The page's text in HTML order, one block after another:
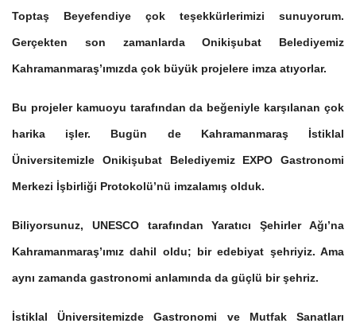
Toptaş Beyefendiye çok teşekkürlerimizi sunuyorum.
Gerçekten son zamanlarda Onikişubat Belediyemiz
Kahramanmaraş’ımızda çok büyük projelere imza atıyorlar.
Bu projeler kamuoyu tarafından da beğeniyle karşılanan çok
harika işler. Bugün de Kahramanmaraş İstiklal
Üniversitemizle Onikişubat Belediyemiz EXPO Gastronomi
Merkezi İşbirliği Protokolü’nü imzalamış olduk.
Biliyorsunuz, UNESCO tarafından Yaratıcı Şehirler Ağı’na
Kahramanmaraş’ımız dahil oldu; bir edebiyat şehriyiz. Ama
aynı zamanda gastronomi anlamında da güçlü bir şehriz.
İstiklal Üniversitemizde Gastronomi ve Mutfak Sanatları